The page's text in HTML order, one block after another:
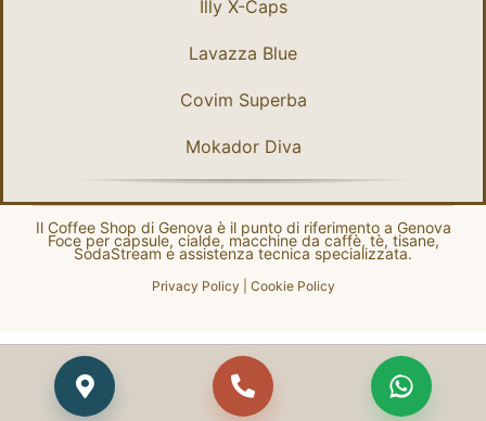
Illy X-Caps
Lavazza Blue
Covim Superba
Mokador Diva
Il Coffee Shop di Genova è il punto di riferimento a Genova
Foce per capsule, cialde, macchine da caffè, tè, tisane,
SodaStream e assistenza tecnica specializzata.
Privacy Policy Cookie Policy